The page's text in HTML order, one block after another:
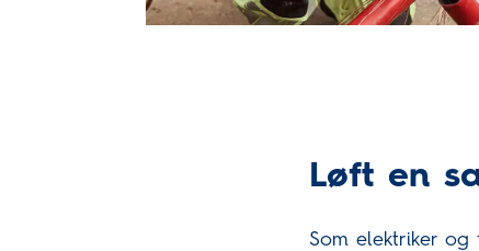
Løft en
Som elektriker og